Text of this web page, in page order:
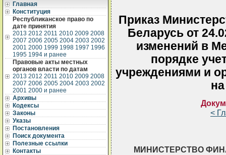
Главная
Конституция
Республиканское право по
дате принятия
2013 2012 2011 2010 2009 2008
2007 2006 2005 2004 2003 2002
2001 2000 1999 1998 1997 1996
1995 1994 и ранее
Правовые акты местных
органов власти по датам
2013 2012 2011 2010 2009 2008
2007 2006 2005 2004 2003 2002
2001 2000 и ранее
Архивы
Кодексы
Законы
Указы
Постановления
Поиск документа
Полезные ссылки
Контакты
Приказ
Беларусь от
изменений в
порядке
учреждениями и
<
МИНИСТЕРСТВО